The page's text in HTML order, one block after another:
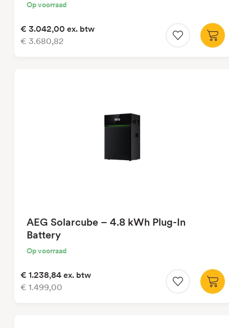
Op voorraad
€ 3.042,00 ex. btw
€ 3.680,82
AEG Solarcube – 4.8 kWh Plug-In
Battery
Op voorraad
€ 1.238,84 ex. btw
€ 1.499,00